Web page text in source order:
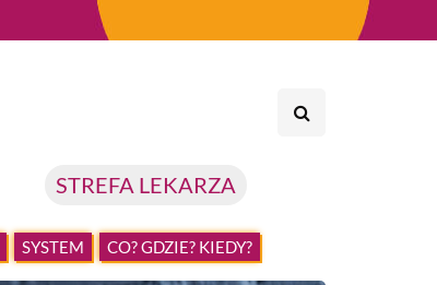
STREFA LEKARZA
SYSTEM CO? GDZIE? KIEDY?